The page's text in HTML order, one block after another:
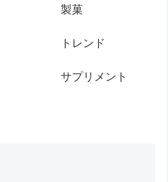
製菓
トレンド
サプリメント